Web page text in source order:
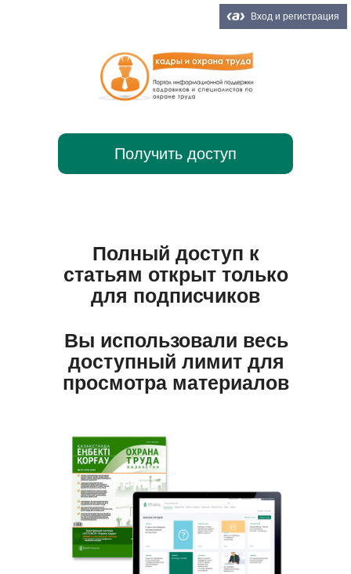
Вход и регистрация
Получить доступ
Вы использовали весь
доступный лимит для
просмотра материалов
Полный доступ к
статьям открыт только
для подписчиков